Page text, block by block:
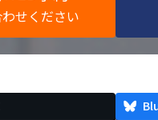
せください